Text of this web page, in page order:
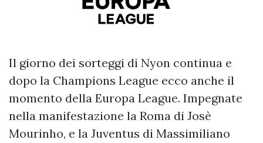
Il giorno dei sorteggi di Nyon continua e
dopo la Champions League ecco anche il
momento della Europa League. Impegnate
nella manifestazione la Roma di Josè
Mourinho, e la Juventus di Massimiliano